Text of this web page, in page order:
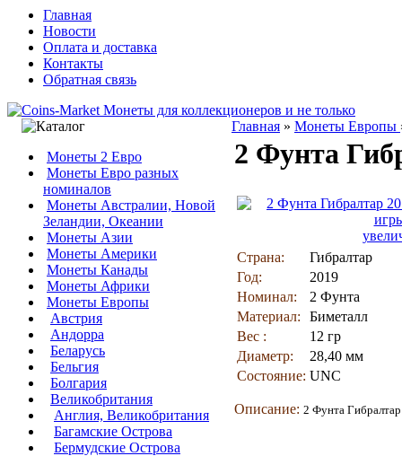
Главная
Новости
Оплата и доставка
Контакты
Обратная связь
Монеты 2 Евро
Монеты Евро разных
номиналов
Монеты Австралии, Новой
Зеландии, Океании
Монеты Азии
Монеты Америки
Монеты Канады
Монеты Африки
Монеты Европы
Австрия
Андорра
Беларусь
Бельгия
Болгария
Великобритания
Англия, Великобритания
Багамские Острова
Бермудские Острова
Главная » Монеты Европы
2 Фунта
Страна:
Гибралтар
Год:
2019
Номинал:
2 Фунта
Материал:
Биметалл
Вес :
12 гр
Диаметр:
28,40 мм
Состояние: UNC
Описание: 2 Фунта